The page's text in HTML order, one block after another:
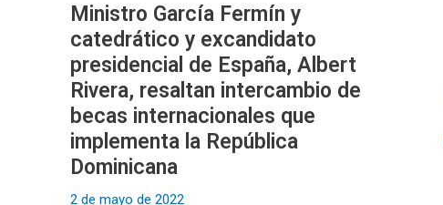
Ministro García Fermín y
catedrático y excandidato
presidencial de España, Albert
Rivera, resaltan intercambio de
becas internacionales que
implementa la República
Dominicana
2 de mayo de 2022
de
becas
internacionales
que
implementa
la
República
Dominicana